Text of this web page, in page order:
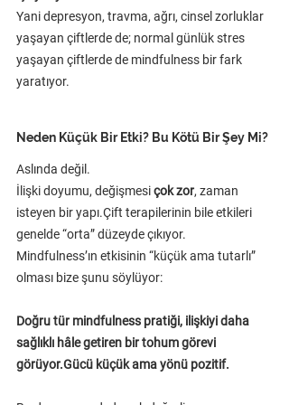
Yani depresyon, travma, ağrı, cinsel zorluklar
yaşayan çiftlerde de; normal günlük stres
yaşayan çiftlerde de mindfulness bir fark
yaratıyor.
Neden Küçük Bir Etki? Bu Kötü Bir Şey Mi?
Aslında değil.
İlişki doyumu, değişmesi çok zor, zaman
isteyen bir yapı.Çift terapilerinin bile etkileri
genelde “orta” düzeyde çıkıyor.
Mindfulness’ın etkisinin “küçük ama tutarlı”
olması bize şunu söylüyor:
Doğru tür mindfulness pratiği, ilişkiyi daha
sağlıklı hâle getiren bir tohum görevi
görüyor.Gücü küçük ama yönü pozitif.